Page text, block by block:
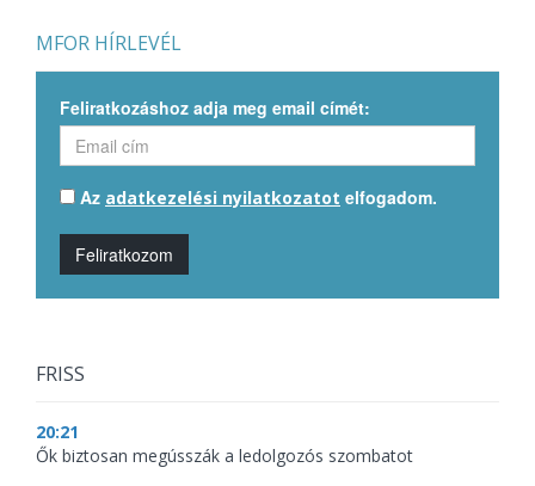
MFOR HÍRLEVÉL
Feliratkozáshoz adja meg email címét:
Az adatkezelési nyilatkozatot elfogadom.
Feliratkozom
FRISS
20:21
Ők biztosan megússzák a ledolgozós szombatot